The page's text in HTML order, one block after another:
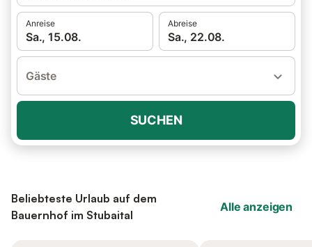
Anreise
Sa., 15.08.
Abreise
Sa., 22.08.
Gäste
SUCHEN
Beliebteste Urlaub auf dem
Bauernhof im Stubaital
Alle anzeigen